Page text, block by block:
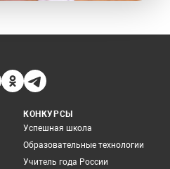
КОНКУРСЫ
Успешная школа
Образовательные технологии
Учитель года России